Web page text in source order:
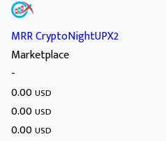
MRR CryptoNightUPX2
Marketplace
-
0.00USD
0.00USD
0.00USD